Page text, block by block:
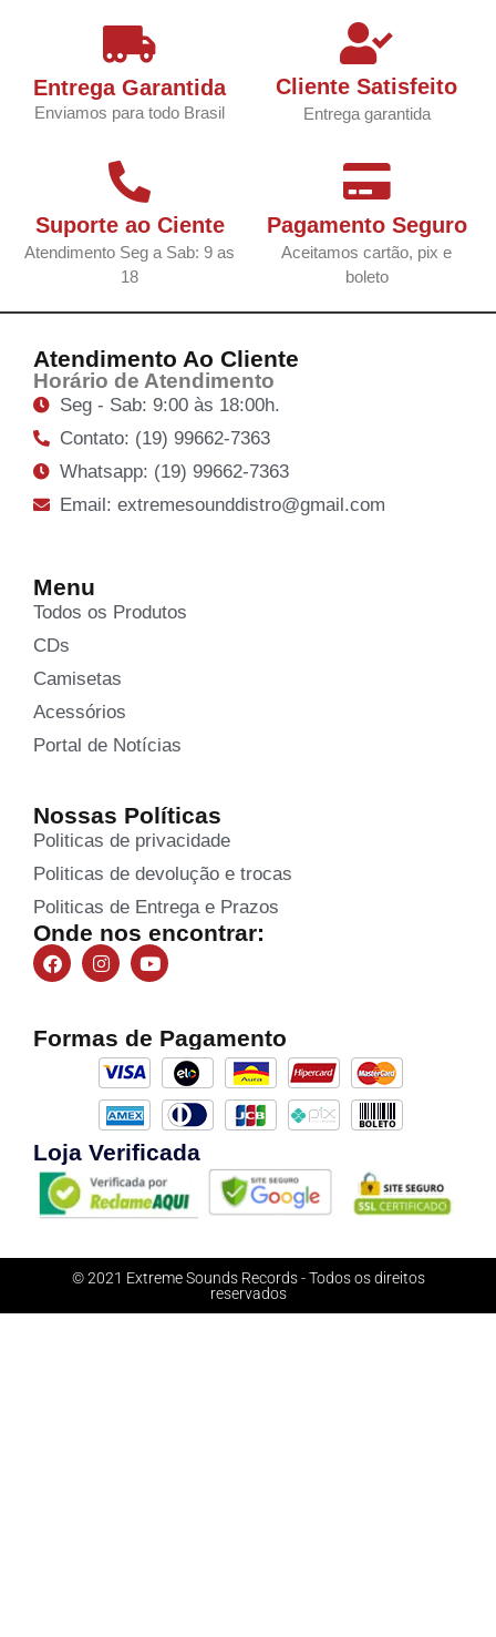
Entrega Garantida
Enviamos para todo Brasil
Cliente Satisfeito
Entrega garantida
Suporte ao Ciente
Atendimento Seg a Sab: 9 as
18
Pagamento Seguro
Aceitamos cartão, pix e
boleto
Atendimento Ao Cliente
Horário de Atendimento
Seg - Sab: 9:00 às 18:00h.
Contato: (19) 99662-7363
Whatsapp: (19) 99662-7363
Email: extremesounddistro@gmail.com
Menu
Todos os Produtos
CDs
Camisetas
Acessórios
Portal de Notícias
Nossas Políticas
Politicas de privacidade
Politicas de devolução e trocas
Politicas de Entrega e Prazos
Onde nos encontrar:
Formas de Pagamento
Loja Verificada
© 2021 Extreme Sounds Records - Todos os direitos
reservados